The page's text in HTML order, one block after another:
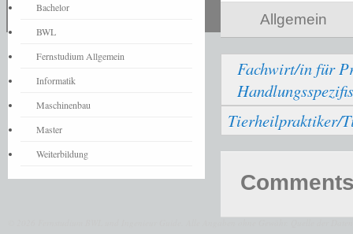
Allgemein
Fachwirt/in für
Tierheilpraktiker/
Bachelor
BWL
Fernstudium Allgemein
Informatik
Maschinenbau
Master
Weiterbildung